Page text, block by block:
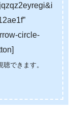
circle-
できます。